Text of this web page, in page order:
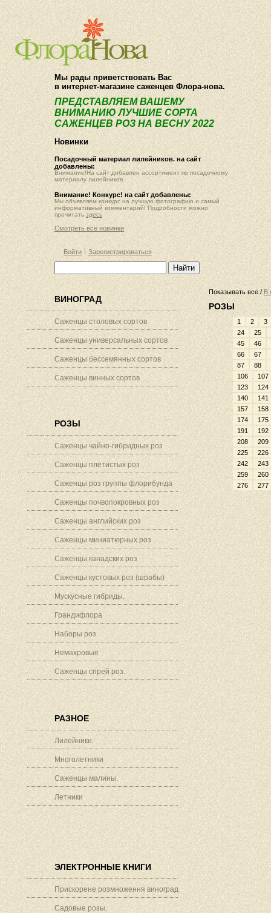
О компании Как купить
Мы рады приветствовать Вас
в интернет-магазине саженцев Флора-нова.
ПРЕДСТАВЛЯЕМ ВАШЕМУ
ВНИМАНИЮ ЛУЧШИЕ СОРТА
САЖЕНЦЕВ РОЗ НА ВЕСНУ 2022
Новинки
Посадочный материал лилейников. на сайт
добавлены:
Внимание!На сайт добавлен ассортимент по посадочному
материалу лилейников.
Внимание! Конкурс! на сайт добавлены:
Мы объявляем конкурс на лучшую фотографию и самый
информативный комментарий! Подробности можно
прочитать здесь
Смотреть все новинки
Войти Зарегистрироваться
ВИНОГРАД
Саженцы столовых сортов
Саженцы универсальных сортов
Саженцы бессемянных сортов
Саженцы винных сортов
РОЗЫ
Саженцы чайно-гибридных роз
Саженцы плетистых роз
Саженцы роз группы флорибунда
Саженцы почвопокровных роз
Саженцы английских роз
Саженцы миниатюрных роз
Саженцы канадских роз
Саженцы кустовых роз (шрабы)
Мускусные гибриды.
Грандифлора
Наборы роз
Немахровые
Саженцы спрей роз.
РАЗНОЕ
Лилейники.
Многолетники
Саженцы малины.
Летники
ЭЛЕКТРОННЫЕ КНИГИ
Прискорене розмноження винограду.
Садовые розы.
Показывать все / В
РОЗЫ
1 2
3
24
25
45
46
66
67
87
88
106
107
123
124
140
141
157
158
174
175
191
192
208
209
225
226
242
243
259
260
276
277